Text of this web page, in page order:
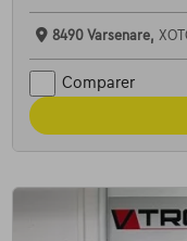
8490 Varsenare,
Comparer